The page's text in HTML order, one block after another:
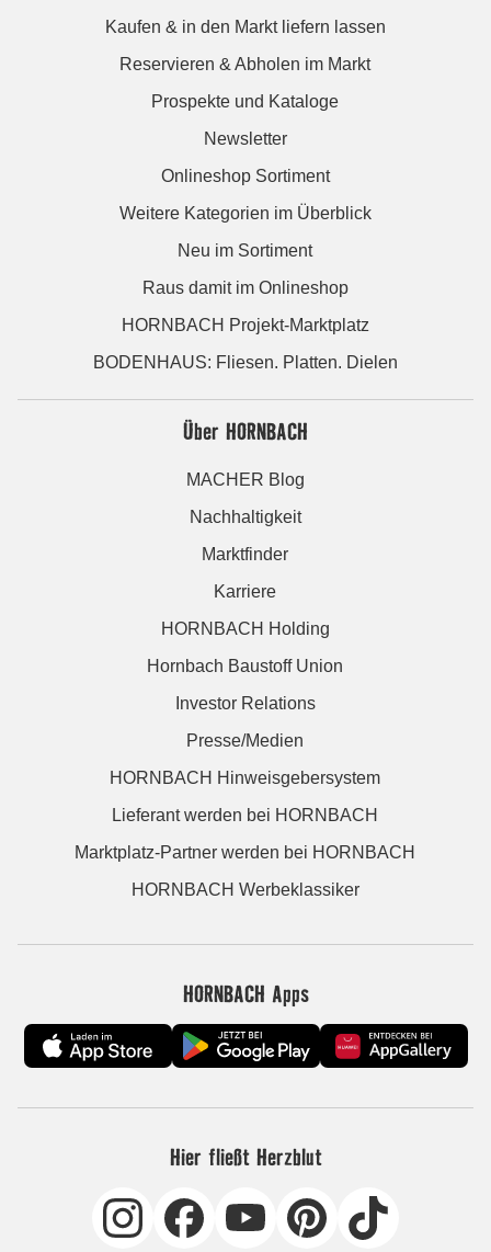
Kaufen & in den Markt liefern lassen
Reservieren & Abholen im Markt
Prospekte und Kataloge
Newsletter
Onlineshop Sortiment
Weitere Kategorien im Überblick
Neu im Sortiment
Raus damit im Onlineshop
HORNBACH Projekt-Marktplatz
BODENHAUS: Fliesen. Platten. Dielen
Über HORNBACH
MACHER Blog
Nachhaltigkeit
Marktfinder
Karriere
HORNBACH Holding
Hornbach Baustoff Union
Investor Relations
Presse/Medien
HORNBACH Hinweisgebersystem
Lieferant werden bei HORNBACH
Marktplatz-Partner werden bei HORNBACH
HORNBACH Werbeklassiker
HORNBACH Apps
Hier fließt Herzblut